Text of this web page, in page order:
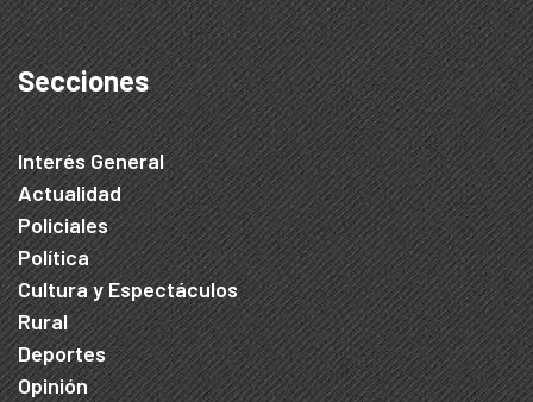
Secciones
Interés General
Actualidad
Policiales
Política
Cultura y Espectáculos
Rural
Deportes
Opinión